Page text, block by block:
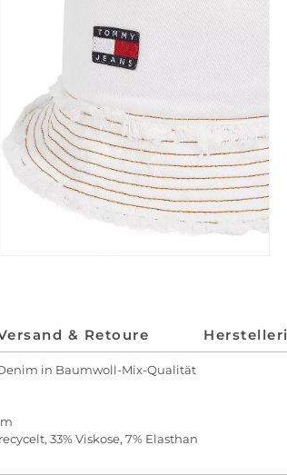
& Retoure
in Baumwoll-Mix-Qualität
33% Viskose, 7% Elasthan